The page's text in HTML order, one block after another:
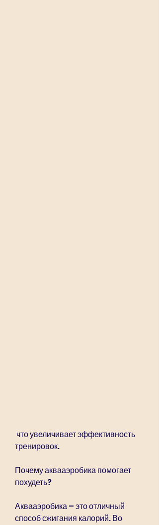
тренировок.
Почему аквааэробика помогает
похудеть?
Аквааэробика – это отличный
способ сжигания калорий. Во